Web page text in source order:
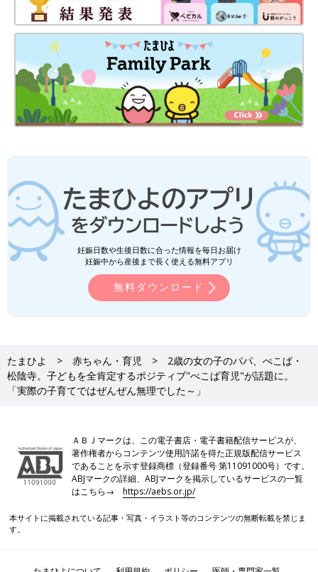
ってみせて、娘がまねして「イー」っとしたらそのすきに磨いて
しまう。泣いてしまうこともありますが、口を開けているんで奥
歯を磨くチャンス。頭をしっかり押さえて、シャカシャカ･･･と
やってしまいます。
――子どもをのせるのが上手なんですね。ではもしも、怒り過ぎ
てしまって落ち込んだとき、どう考えればいいと思いますか？
悩むママ・パパは多いのですが･･･。
くていいんじゃないでしょうか。答えが漫才っぽくなっていない
ですけど、育児はきれいごとばかりじゃうまくいきませんから
ね。
どんな形であってもかわいい娘にずっと頼られてい
たい
子どものお気に入り「ピンク」。飽きずにご機嫌で乗ってくれるそう。（松陰寺太
勇さんのInstagramより）
妊娠日数や生後日数に合った情報を毎日お届け
妊娠中から産後まで長く使える無料アプリ
無料ダウンロード
たまひよ 赤ちゃん・育児
2歳の女の子のパパ、ぺこぱ・
松陰寺。子どもを全肯定するポジティブ"ぺこぱ育児"が話題に。
「実際の子育てではぜんぜん無理でした～」
ＡＢＪマークは、この電子書店・電子書籍配信サービスが、
著作権者からコンテンツ使用許諾を得た正規版配信サービス
であることを示す登録商標（登録番号 第11091000号）です。
ABJマークの詳細、ABJマークを掲示しているサービスの一覧
はこちら→https://aebs.or.jp/
本サイトに掲載されている記事・写真・イラスト等のコンテンツの無断転載を禁じま
す。